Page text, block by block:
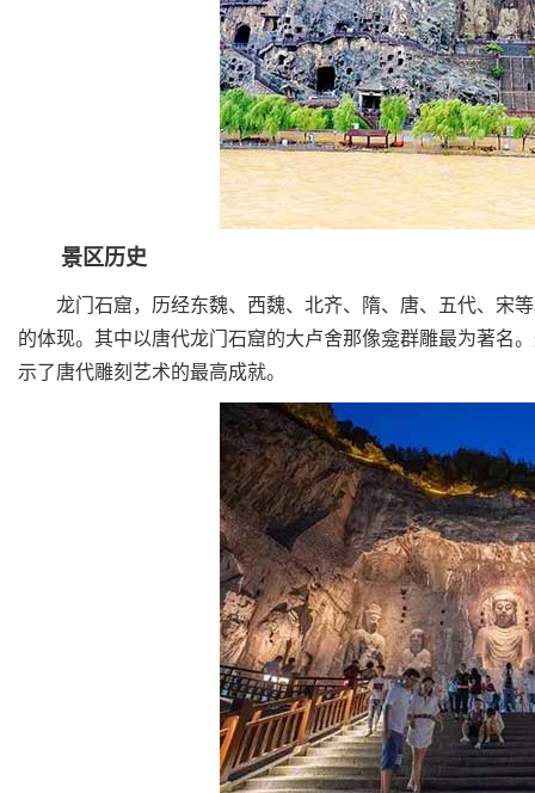
景区历史
龙门石窟，历经东魏、西魏、北齐、隋、唐、五代、宋等
的体现。其中以唐代龙门石窟的大卢舍那像龛群雕最为著名
示了唐代雕刻艺术的最高成就。